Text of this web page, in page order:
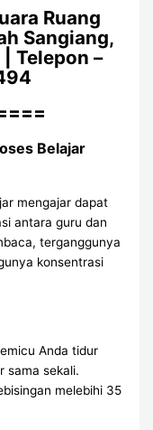
Ruang
Sangiang,
Telepon –
Belajar
mengajar dapat
antara guru dan
terganggunya
konsentrasi
Anda tidur
sama sekali.
melebihi 35